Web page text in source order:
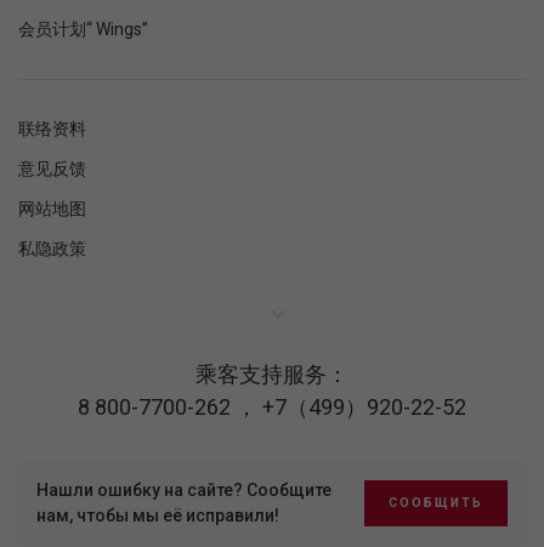
会员计划“ Wings”
联络资料
意见反馈
网站地图
私隐政策
乘客支持服务：
8 800-7700-262 ， +7（499）920-22-52
Нашли ошибку на сайте? Сообщите
нам, чтобы мы её исправили!
СООБЩИТЬ